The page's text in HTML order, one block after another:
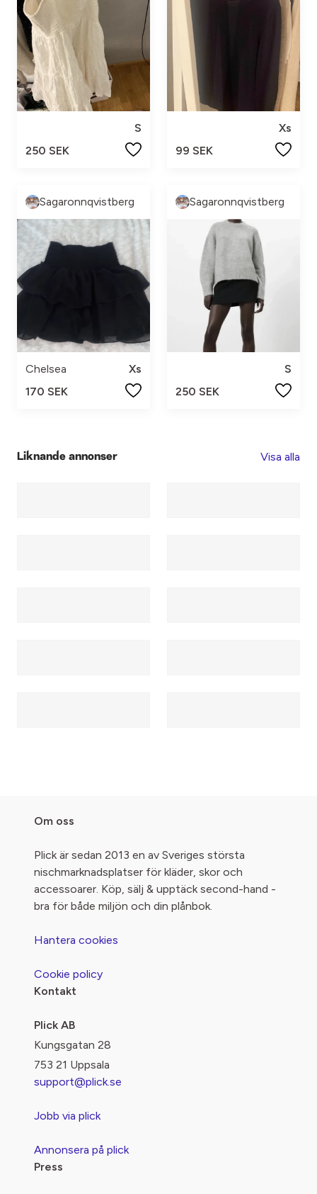
S
250 SEK
Xs
99 SEK
Sagaronnqvistberg
Chelsea
Xs
170 SEK
Sagaronnqvistberg
S
250 SEK
Liknande annonser Visa alla
Om oss
Plick är sedan 2013 en av Sveriges största
nischmarknadsplatser för kläder, skor och
accessoarer. Köp, sälj & upptäck second-hand -
bra för både miljön och din plånbok.
Hantera cookies
Cookie policy
Kontakt
Plick AB
Kungsgatan 28
753 21 Uppsala
support@plick.se
Jobb via plick
Annonsera på plick
Press